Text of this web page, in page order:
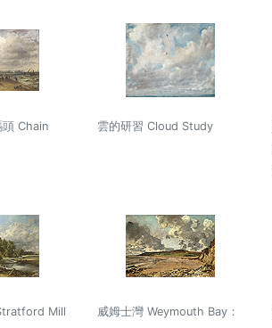
Chain 雲的研習 Cloud Study
Mill
威姆士灣 Weymouth Bay：